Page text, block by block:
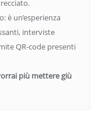
è un’esperienza
interviste
QR-code presenti
più mettere giù